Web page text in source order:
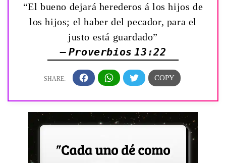
“El bueno dejará herederos á los hijos de
los hijos; el haber del pecador, para el
justo está guardado”
— Proverbios 13:22